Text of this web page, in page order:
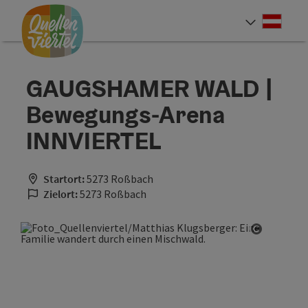
Zum Inhalt
Zur Navigation
Zum Seitenanfang
GAUGSHAMER WALD |
Bewegungs-Arena
INNVIERTEL
Startort:5273 Roßbach
Zielort:5273 Roßbach